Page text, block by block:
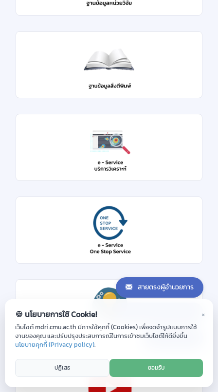
สายตรงผู้อำนวยการ
แชทกับเรา
×
🍪 นโยบายการใช้ Cookie!
เว็บไซต์ mdri.cmu.ac.th มีการใช้คุกกี้ (Cookies) เพื่อจดจำรูปแบบการใช้
งานของคุณ และปรับปรุงประสบการณ์ในการเข้าชมเว็บไซต์ให้ดียิ่งขึ้น
นโยบายคุกกี้ (Privacy policy).
ปฏิเสธ ยอมรับ